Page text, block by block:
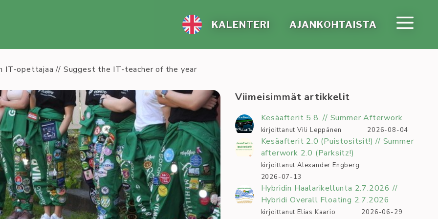
KA­LEN­TE­RI AJAN­KOH­TAIS­TA
IT-opet­ta­jaa // Sug­gest the IT-teac­her of the year
Viimeisimmät artikkelit
Kesäafterit 5.8. // Summer Afterwork
kirjoittanut Vili Leppänen 2026-08-04
Kesäafterit 2.0 (Puistositsit!) // Summer
afterwork 2.0 (Parksitz!)
kirjoittanut Alexander Engberg
2026-07-13
Hybridin Haalarikellunta 2.7.2026 //
Hybridi Overall Floating 2.7.2026
kirjoittanut Elias Kaario 2026-06-29